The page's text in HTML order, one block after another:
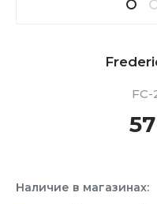
Наличие в магазинах: